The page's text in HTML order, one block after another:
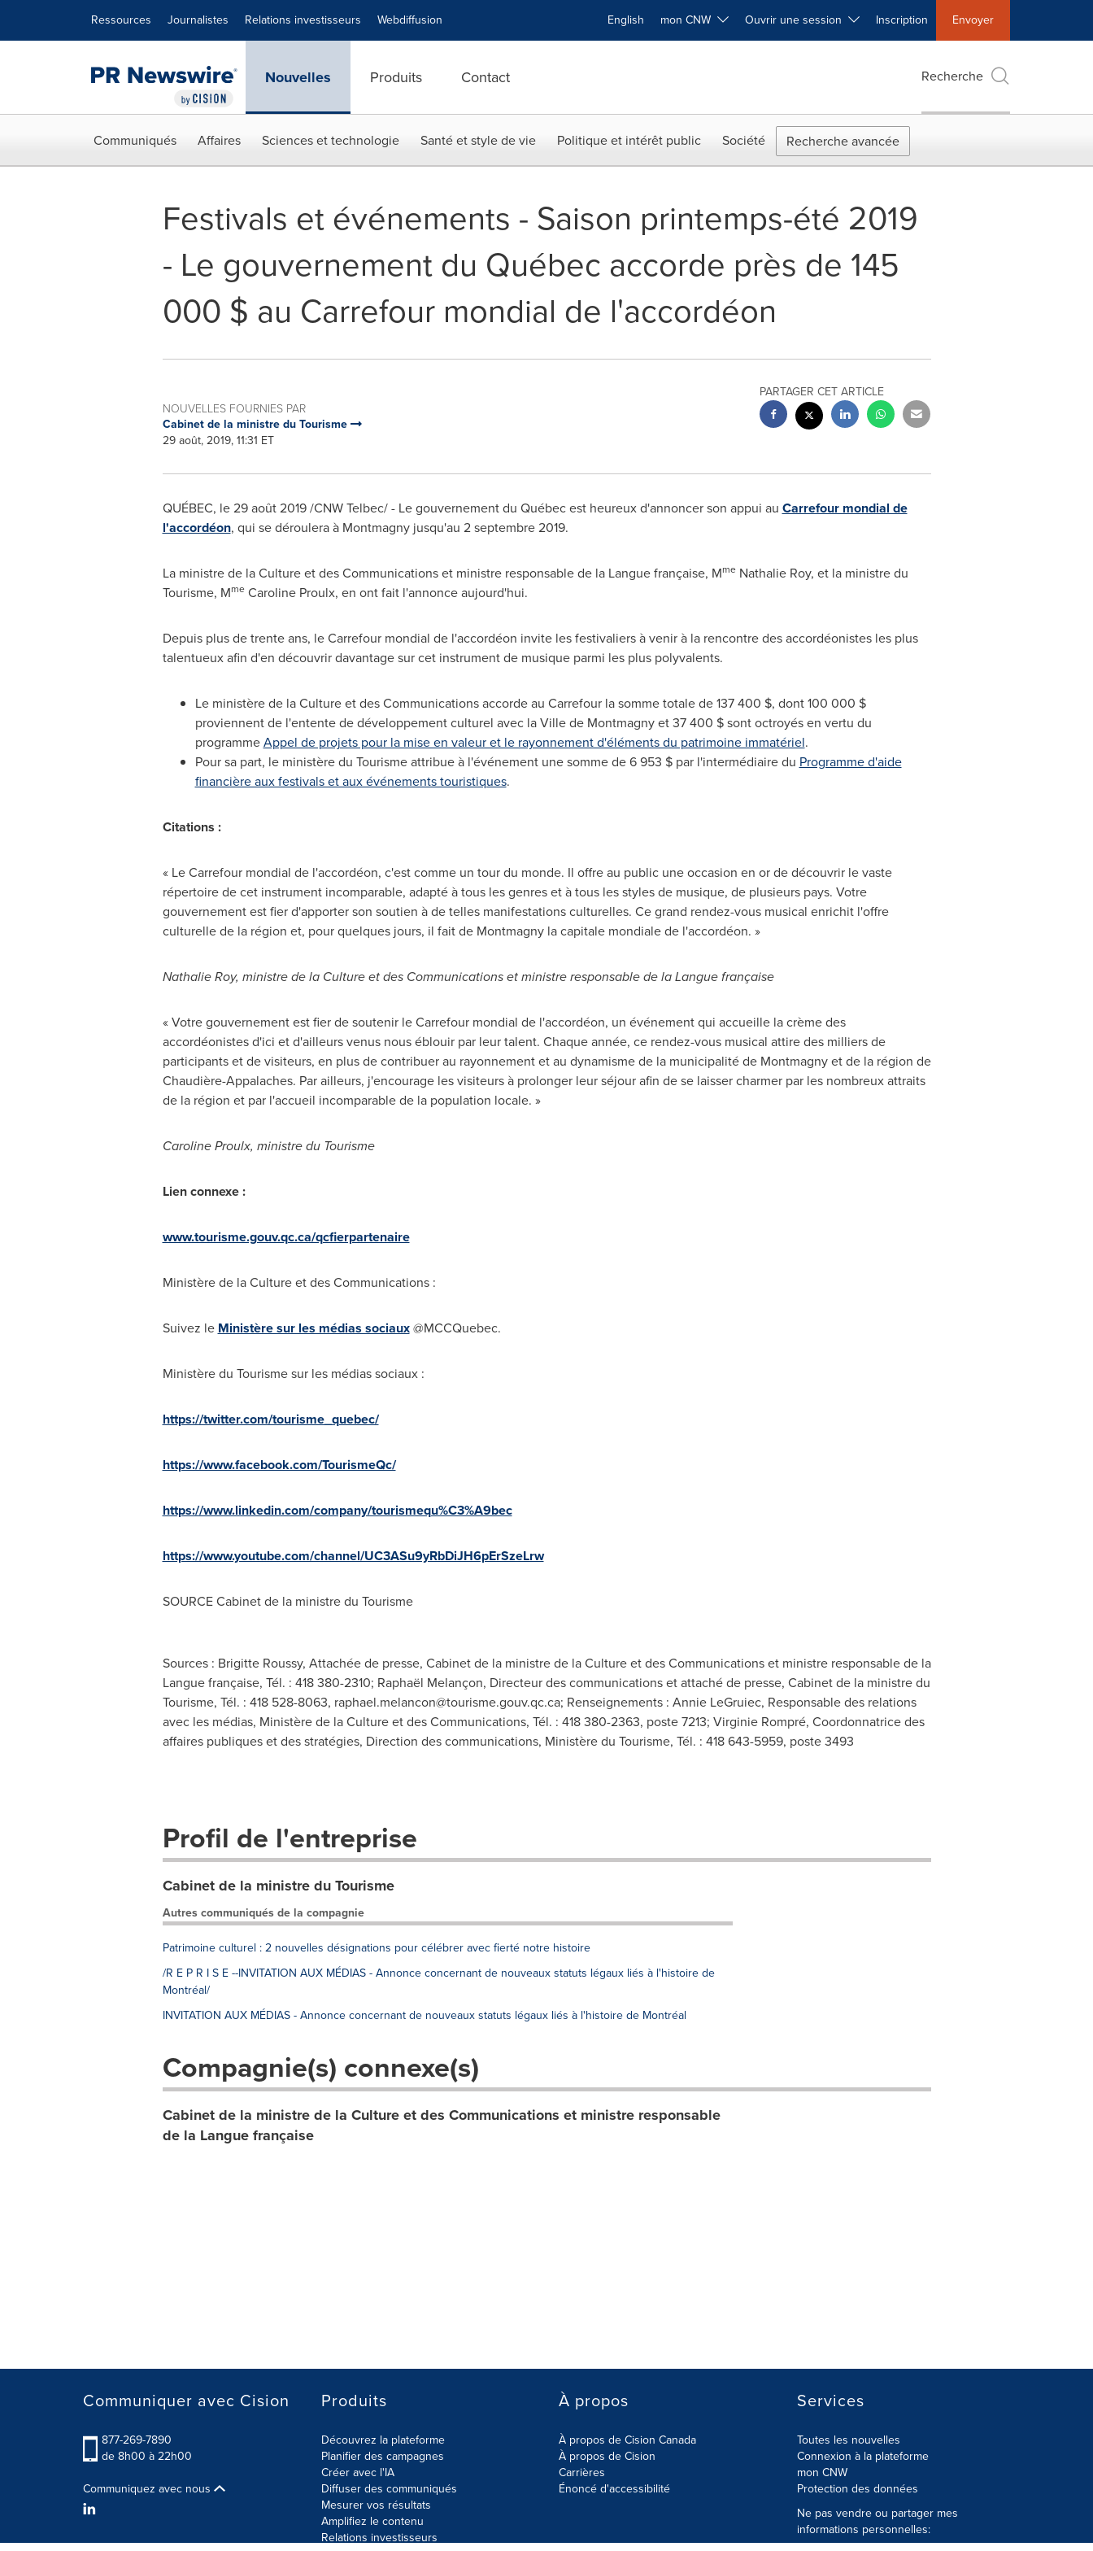
Ressources Journalistes Relations investisseurs Webdiffusion English mon CNW Ouvrir une session Inscription Envoyer
Nouvelles Produits Contact Recherche
Communiqués Affaires Sciences et technologie Santé et style de vie Politique et intérêt public Société Recherche avancée
Festivals et événements - Saison printemps-été 2019
- Le gouvernement du Québec accorde près de 145
000 $ au Carrefour mondial de l'accordéon
NOUVELLES FOURNIES PAR
Cabinet de la ministre du Tourisme
29 août, 2019, 11:31 ET
PARTAGER CET ARTICLE
QUÉBEC, le 29 août 2019 /CNW Telbec/ - Le gouvernement du Québec est heureux d'annoncer son appui au Carrefour mondial de
l'accordéon, qui se déroulera à Montmagny jusqu'au 2 septembre 2019.
La ministre de la Culture et des Communications et ministre responsable de la Langue française, MmeNathalie Roy, et la ministre du
Tourisme, MmeCaroline Proulx, en ont fait l'annonce aujourd'hui.
Depuis plus de trente ans, le Carrefour mondial de l'accordéon invite les festivaliers à venir à la rencontre des accordéonistes les plus
talentueux afin d'en découvrir davantage sur cet instrument de musique parmi les plus polyvalents.
Le ministère de la Culture et des Communications accorde au Carrefour la somme totale de 137 400 $, dont 100 000 $
proviennent de l'entente de développement culturel avec laVille de Montmagnyet 37 400 $ sont octroyés en vertu du
programmeAppel de projets pour la mise en valeur et le rayonnement d'éléments du patrimoine immatériel.
Pour sa part, le ministère du Tourisme attribue à l'événement une somme de 6 953 $ par l'intermédiaire du Programme d'aide
financière aux festivals et aux événements touristiques.
Citations :
« Le Carrefour mondial de l'accordéon, c'est comme un tour du monde. Il offre au public une occasion en or de découvrir le vaste
répertoire de cet instrument incomparable, adapté à tous les genres et à tous les styles de musique, de plusieurs pays. Votre
gouvernement est fier d'apporter son soutien à de telles manifestations culturelles. Ce grand rendez-vous musical enrichit l'offre
culturelle de la région et, pour quelques jours, il fait de Montmagny lacapitale mondiale de l'accordéon. »
Nathalie Roy, ministre de la Culture et des Communications et ministre responsable de la Langue française
« Votre gouvernement est fier de soutenir le Carrefour mondial de l'accordéon, un événement qui accueille la crème des
accordéonistes d'ici et d'ailleurs venus nous éblouir par leur talent. Chaque année, ce rendez-vous musical attire des milliers de
participants et de visiteurs, en plus de contribuer au rayonnement et au dynamisme de la municipalité de Montmagny et de la région de
Chaudière-Appalaches. Par ailleurs, j'encourage les visiteurs à prolonger leur séjour afin de se laisser charmer par les nombreux attraits
de la région et par l'accueil incomparable de la population locale. »
Caroline Proulx, ministre du Tourisme
Lien connexe :
www.tourisme.gouv.qc.ca/qcfierpartenaire
Ministère de la Culture et des Communications :
Suivez le Ministère sur les médias sociaux@MCCQuebec.
Ministère du Tourisme sur les médias sociaux :
https://twitter.com/tourisme_quebec/
https://www.facebook.com/TourismeQc/
https://www.linkedin.com/company/tourismequ%C3%A9bec
https://www.youtube.com/channel/UC3ASu9yRbDiJH6pErSzeLrw
SOURCE Cabinet de la ministre du Tourisme
Sources : Brigitte Roussy, Attachée de presse, Cabinet de la ministre de la Culture et des Communications et ministre responsable de la
Langue française, Tél. : 418 380-2310; Raphaël Melançon, Directeur des communications et attaché de presse, Cabinet de la ministre du
Tourisme, Tél. : 418 528-8063, raphael.melancon@tourisme.gouv.qc.ca; Renseignements : Annie LeGruiec, Responsable des relations
avec les médias, Ministère de la Culture et des Communications, Tél. : 418 380-2363, poste 7213; Virginie Rompré, Coordonnatrice des
affaires publiques et des stratégies, Direction des communications, Ministère du Tourisme, Tél. : 418 643-5959, poste 3493
Profil de l'entreprise
Cabinet de la ministre du Tourisme
Autres communiqués de la compagnie
Patrimoine culturel : 2 nouvelles désignations pour célébrer avec fierté notre histoire
/R E P R I S E --INVITATION AUX MÉDIAS - Annonce concernant de nouveaux statuts légaux liés à l'histoire de
Montréal/
INVITATION AUX MÉDIAS - Annonce concernant de nouveaux statuts légaux liés à l'histoire de Montréal
Compagnie(s) connexe(s)
Cabinet de la ministre de la Culture et des Communications et ministre responsable
de la Langue française
Communiquer avec Cision
877-269-7890
de 8h00 à 22h00
Communiquez avec nous
Produits
Découvrez la plateforme
Planifier des campagnes
Créer avec l'IA
Diffuser des communiqués
Mesurer vos résultats
Amplifiez le contenu
Relations investisseurs
À propos
À propos de Cision Canada
À propos de Cision
Carrières
Énoncé d'accessibilité
Services
Toutes les nouvelles
Connexion à la plateforme
mon CNW
Protection des données
Ne pas vendre ou partager mes
informations personnelles: